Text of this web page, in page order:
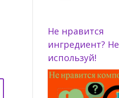
Не нравится
ингредиент? Не
используй!